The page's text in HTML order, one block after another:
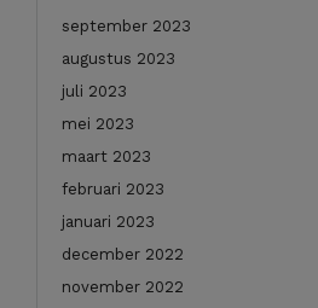
september 2023
augustus 2023
juli 2023
mei 2023
maart 2023
februari 2023
januari 2023
december 2022
november 2022